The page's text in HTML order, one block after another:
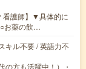
看護師】▼具体的に
お薬の飲…
キル不要 / 英語力不
方も活躍中！）・